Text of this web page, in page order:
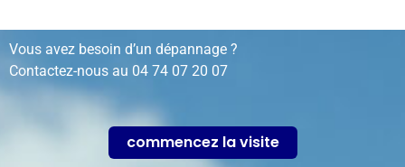
Vous avez besoin d’un dépannage ?
Contactez-nous au 04 74 07 20 07
commencez la visite